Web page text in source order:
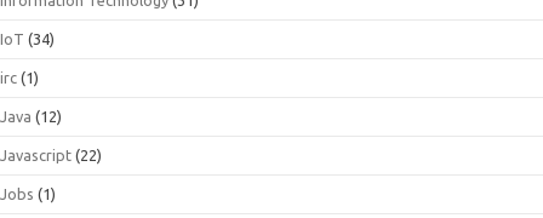
IoT (34)
irc (1)
Java (12)
Javascript (22)
Jobs (1)